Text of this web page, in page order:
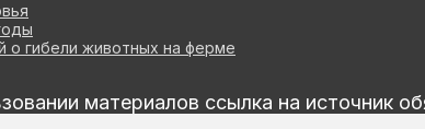
о гибели животных на ферме
материалов ссылка на источник